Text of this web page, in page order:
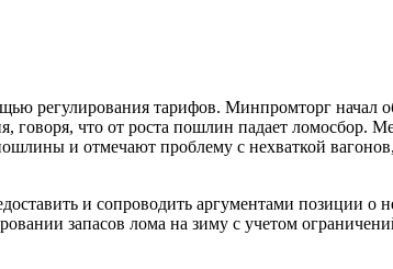
регулирования тарифов. Минпромторг начал
что от роста пошлин падает ломосбор.
и отмечают проблему с нехваткой
и сопроводить аргументами позиции о
запасов лома на зиму с учетом